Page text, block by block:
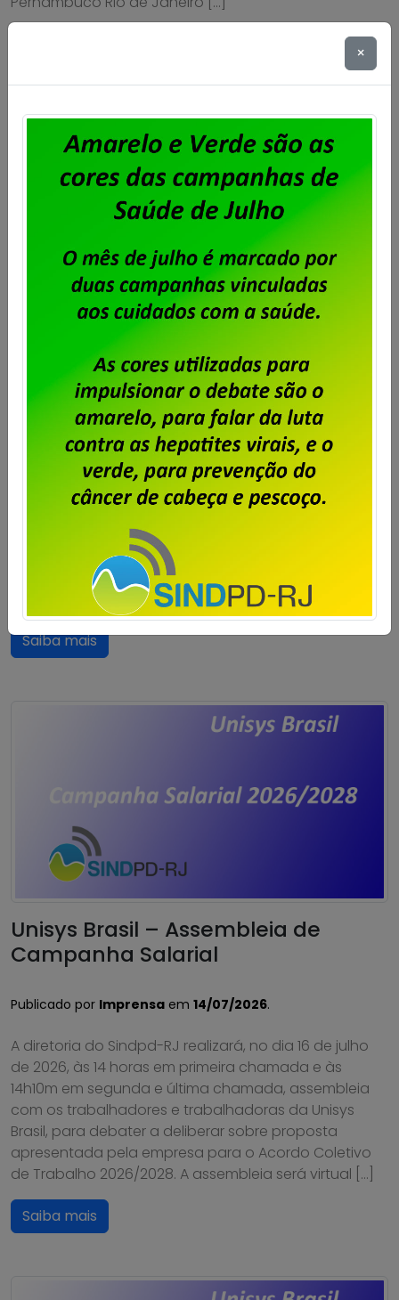
Unisys Brasil – Trabalhadores do RJ
aprovam proposta da empresa
Publicado porImprensa 16/07/2026 .
Em assembleia realizada hoje, 16/07, pela diretoria do
Sindpd-RJ, os trabalhadores e trabalhadoras da
Unisys Brasil aprovaram a proposta apresentada pela
empresa na última mesa de negociação da
Campanha Salarial 2026/2028. O resultado da
votação foi: 89,70% de votos favoráveis e 10,30% de
votos contrários à proposta. O resultado dessa
assembleia será enviado à Fenadados, […]
Saiba mais
Unisys Brasil – Assembleia de
Campanha Salarial
Publicado por Imprensa em 14/07/2026.
A diretoria do Sindpd-RJ realizará, no dia 16 de julho
de 2026, às 14 horas em primeira chamada e às
14h10m em segunda e última chamada, assembleia
com os trabalhadores e trabalhadoras da Unisys
Brasil, para debater a deliberar sobre proposta
apresentada pela empresa para o Acordo Coletivo
de Trabalho 2026/2028. A assembleia será virtual […]
Saiba mais
×